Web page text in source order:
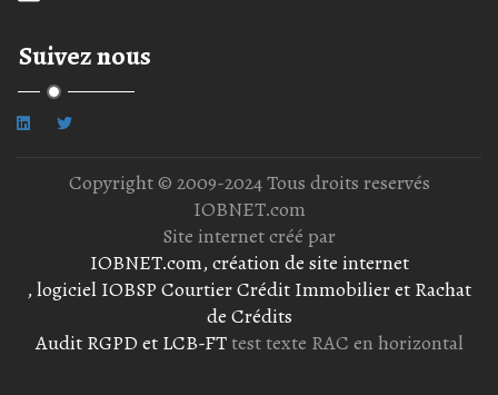
Suivez nous
Copyright © 2009-2024 Tous droits reservés
IOBNET.com
Site internet créé par
IOBNET.com, création de site internet
, logiciel IOBSP Courtier Crédit Immobilier et Rachat
de Crédits
Audit RGPD et LCB-FTtest texte RAC en horizontal